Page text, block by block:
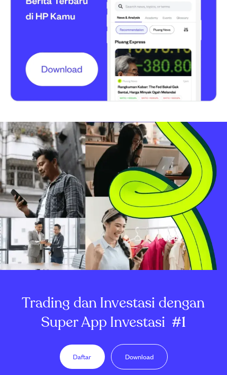
Trading dan Investasi dengan
Super App Investasi #1
Daftar Download